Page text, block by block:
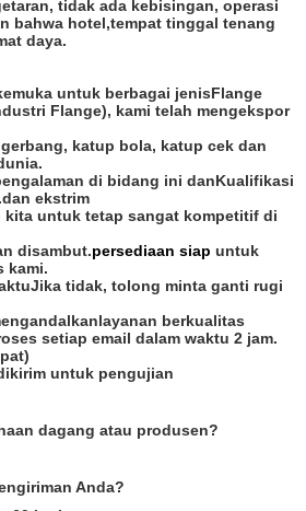
tidak ada kebisingan, operasi
bahwa hotel,tempat tinggal tenang
daya.
untuk berbagai jenisFlange
Flange), kami telah mengekspor
katup bola, katup cek dan
di bidang ini danKualifikasi
dan ekstrim
kita untuk tetap sangat kompetitif di
disambut.persediaan siap untuk
kami.
Jika tidak, tolong minta ganti rugi
layanan berkualitas
setiap email dalam waktu 2 jam.
untuk pengujian
dagang atau produsen?
Anda?